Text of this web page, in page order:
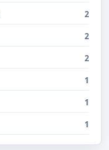
2
2
2
1
1
1